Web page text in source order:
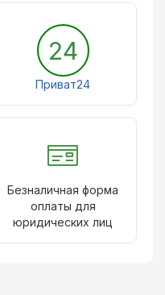
24
Приват24
Безналичная форма
оплаты для
юридических лиц